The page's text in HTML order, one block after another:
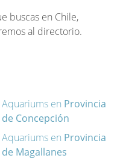
buscas en Chile,
al directorio.
Aquariums en Provincia
de Concepción
Aquariums en Provincia
de Magallanes